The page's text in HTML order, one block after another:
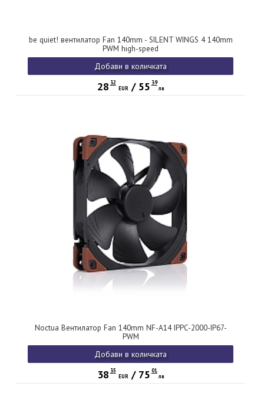
be quiet! вентилатор Fan 140mm - SILENT WINGS 4 140mm
PWM high-speed
Добави в количката
28 32
EUR/ 55 39
лв
Noctua Вентилатор Fan 140mm NF-A14 IPPC-2000-IP67-
PWM
Добави в количката
38 35
EUR/ 75 01
лв